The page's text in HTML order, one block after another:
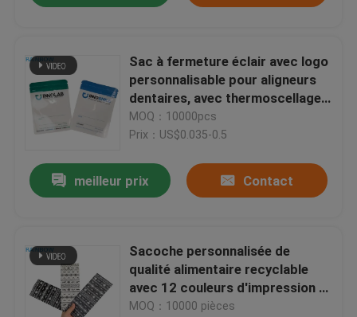
Sac à fermeture éclair avec logo
personnalisable pour aligneurs
dentaires, avec thermoscellage
et sac en plastique Mylar
transparent sur une face
MOQ：10000pcs
Prix：US$0.035-0.5
meilleur prix Contact
Sacoche personnalisée de
qualité alimentaire recyclable
avec 12 couleurs d'impression et
une capacité de 1 ml à 5 kg
MOQ：10000 pièces